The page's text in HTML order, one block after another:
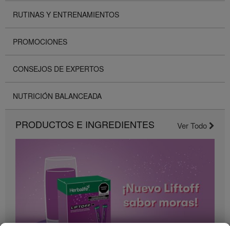
RUTINAS Y ENTRENAMIENTOS
PROMOCIONES
CONSEJOS DE EXPERTOS
NUTRICIÓN BALANCEADA
PRODUCTOS E INGREDIENTES Ver Todo